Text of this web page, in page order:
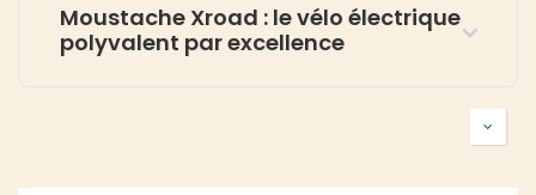
Moustache Xroad : le vélo électrique
polyvalent par excellence